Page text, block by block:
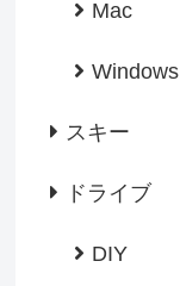
Mac
Windows
スキー
ドライブ
DIY